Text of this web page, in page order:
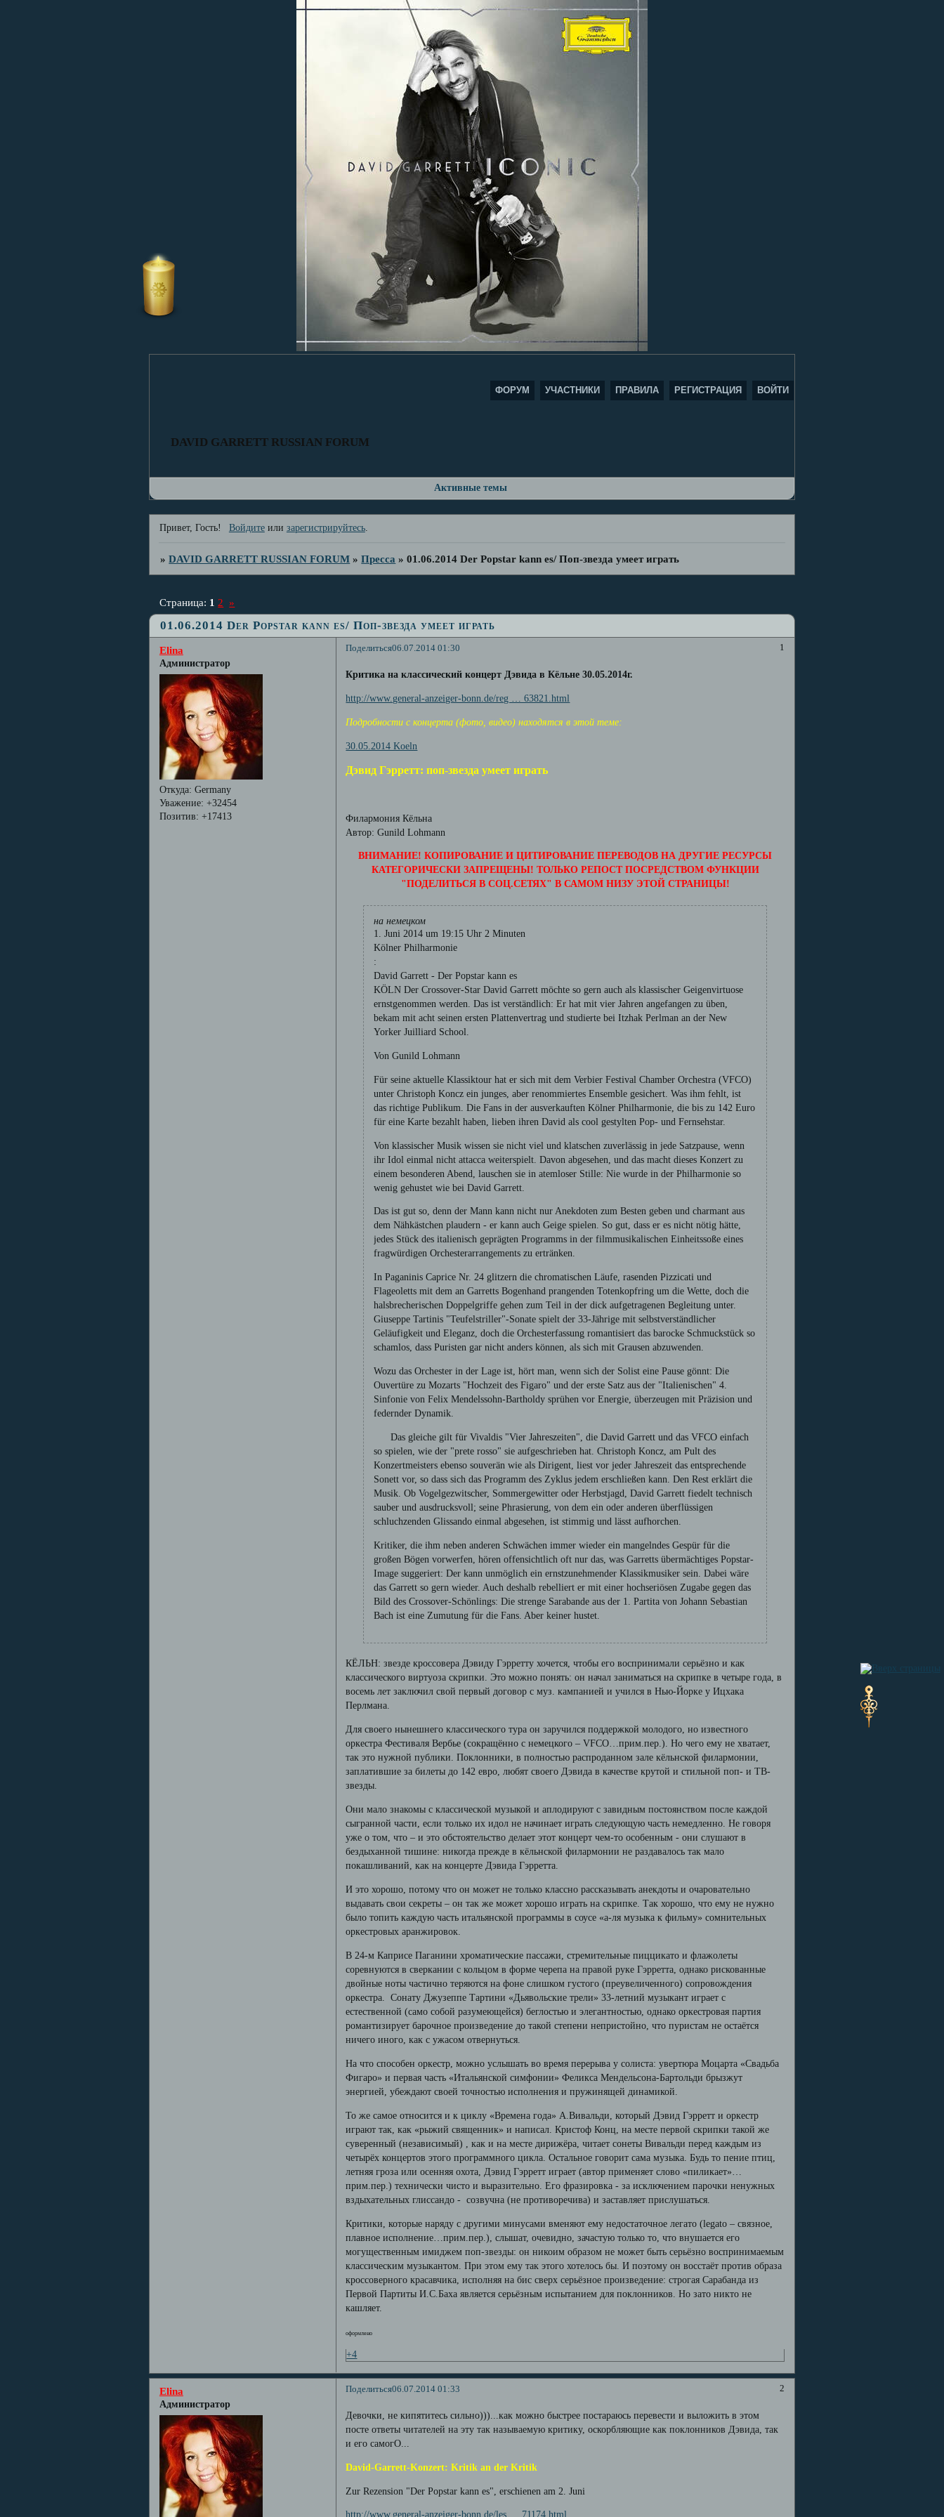
DAVID GARRETT RUSSIAN FORUM
ФОРУМ УЧАСТНИКИ ПРАВИЛА РЕГИСТРАЦИЯ ВОЙТИ
Активные темы
Привет, Гость! Войдитеили зарегистрируйтесь.
»DAVID GARRETT RUSSIAN FORUM »Пресса »01.06.2014 Der Popstar kann es/ Поп-звезда умеет играть
01.06.2014 Der Popstar kann es/ Поп-звезда умеет играть
Страница: 1 2 »
Поделиться 1
06.07.2014 01:30
Elina
Администратор
Откуда: Germany
Уважение: +32454
Позитив: +17413
Критика на классический концерт Дэвида в Кёльне 30.05.2014г.
http://www.general-anzeiger-bonn.de/reg … 63821.html
Подробности с концерта (фото, видео) находятся в этой теме:
30.05.2014 Koeln
Дэвид Гэрретт: поп-звезда умеет играть
Филармония Кёльна
Автор: Gunild Lohmann
ВНИМАНИЕ! КОПИРОВАНИЕ И ЦИТИРОВАНИЕ ПЕРЕВОДОВ НА ДРУГИЕ РЕСУРСЫ
КАТЕГОРИЧЕСКИ ЗАПРЕЩЕНЫ! ТОЛЬКО РЕПОСТ ПОСРЕДСТВОМ ФУНКЦИИ
"ПОДЕЛИТЬСЯ В СОЦ.СЕТЯХ" В САМОМ НИЗУ ЭТОЙ СТРАНИЦЫ!
на немецком
1. Juni 2014 um 19:15 Uhr 2 Minuten
Kölner Philharmonie
:
David Garrett - Der Popstar kann es
KÖLN Der Crossover-Star David Garrett möchte so gern auch als klassischer Geigenvirtuose
ernstgenommen werden. Das ist verständlich: Er hat mit vier Jahren angefangen zu üben,
bekam mit acht seinen ersten Plattenvertrag und studierte bei Itzhak Perlman an der New
Yorker Juilliard School.
Von Gunild Lohmann
Für seine aktuelle Klassiktour hat er sich mit dem Verbier Festival Chamber Orchestra (VFCO)
unter Christoph Koncz ein junges, aber renommiertes Ensemble gesichert. Was ihm fehlt, ist
das richtige Publikum. Die Fans in der ausverkauften Kölner Philharmonie, die bis zu 142 Euro
für eine Karte bezahlt haben, lieben ihren David als cool gestylten Pop- und Fernsehstar.
Von klassischer Musik wissen sie nicht viel und klatschen zuverlässig in jede Satzpause, wenn
ihr Idol einmal nicht attacca weiterspielt. Davon abgesehen, und das macht dieses Konzert zu
einem besonderen Abend, lauschen sie in atemloser Stille: Nie wurde in der Philharmonie so
wenig gehustet wie bei David Garrett.
Das ist gut so, denn der Mann kann nicht nur Anekdoten zum Besten geben und charmant aus
dem Nähkästchen plaudern - er kann auch Geige spielen. So gut, dass er es nicht nötig hätte,
jedes Stück des italienisch geprägten Programms in der filmmusikalischen Einheitssoße eines
fragwürdigen Orchesterarrangements zu ertränken.
In Paganinis Caprice Nr. 24 glitzern die chromatischen Läufe, rasenden Pizzicati und
Flageoletts mit dem an Garretts Bogenhand prangenden Totenkopfring um die Wette, doch die
halsbrecherischen Doppelgriffe gehen zum Teil in der dick aufgetragenen Begleitung unter.
Giuseppe Tartinis "Teufelstriller"-Sonate spielt der 33-Jährige mit selbstverständlicher
Geläufigkeit und Eleganz, doch die Orchesterfassung romantisiert das barocke Schmuckstück so
schamlos, dass Puristen gar nicht anders können, als sich mit Grausen abzuwenden.
Wozu das Orchester in der Lage ist, hört man, wenn sich der Solist eine Pause gönnt: Die
Ouvertüre zu Mozarts "Hochzeit des Figaro" und der erste Satz aus der "Italienischen" 4.
Sinfonie von Felix Mendelssohn-Bartholdy sprühen vor Energie, überzeugen mit Präzision und
federnder Dynamik.
Das gleiche gilt für Vivaldis "Vier Jahreszeiten", die David Garrett und das VFCO einfach
so spielen, wie der "prete rosso" sie aufgeschrieben hat. Christoph Koncz, am Pult des
Konzertmeisters ebenso souverän wie als Dirigent, liest vor jeder Jahreszeit das entsprechende
Sonett vor, so dass sich das Programm des Zyklus jedem erschließen kann. Den Rest erklärt die
Musik. Ob Vogelgezwitscher, Sommergewitter oder Herbstjagd, David Garrett fiedelt technisch
sauber und ausdrucksvoll; seine Phrasierung, von dem ein oder anderen überflüssigen
schluchzenden Glissando einmal abgesehen, ist stimmig und lässt aufhorchen.
Kritiker, die ihm neben anderen Schwächen immer wieder ein mangelndes Gespür für die
großen Bögen vorwerfen, hören offensichtlich oft nur das, was Garretts übermächtiges Popstar-
Image suggeriert: Der kann unmöglich ein ernstzunehmender Klassikmusiker sein. Dabei wäre
das Garrett so gern wieder. Auch deshalb rebelliert er mit einer hochseriösen Zugabe gegen das
Bild des Crossover-Schönlings: Die strenge Sarabande aus der 1. Partita von Johann Sebastian
Bach ist eine Zumutung für die Fans. Aber keiner hustet.
КЁЛЬН: звезде кроссовера Дэвиду Гэрретту хочется, чтобы его воспринимали серьёзно и как
классического виртуоза скрипки. Это можно понять: он начал заниматься на скрипке в четыре года, в
восемь лет заключил свой первый договор с муз. кампанией и учился в Нью-Йорке у Ицхака
Перлмана.
Для своего нынешнего классического тура он заручился поддержкой молодого, но известного
оркестра Фестиваля Вербье (сокращённо с немецкого – VFCO…прим.пер.). Но чего ему не хватает,
так это нужной публики. Поклонники, в полностью распроданном зале кёльнской филармонии,
заплатившие за билеты до 142 евро, любят своего Дэвида в качестве крутой и стильной поп- и ТВ-
звезды.
Они мало знакомы с классической музыкой и аплодируют с завидным постоянством после каждой
сыгранной части, если только их идол не начинает играть следующую часть немедленно. Не говоря
уже о том, что – и это обстоятельство делает этот концерт чем-то особенным - они слушают в
бездыханной тишине: никогда прежде в кёльнской филармонии не раздавалось так мало
покашливаний, как на концерте Дэвида Гэрретта.
И это хорошо, потому что он может не только классно рассказывать анекдоты и очаровательно
выдавать свои секреты – он так же может хорошо играть на скрипке. Так хорошо, что ему не нужно
было топить каждую часть итальянской программы в соусе «а-ля музыка к фильму» сомнительных
оркестровых аранжировок.
В 24-м Каприсе Паганини хроматические пассажи, стремительные пиццикато и флажолеты
соревнуются в сверкании с кольцом в форме черепа на правой руке Гэрретта, однако рискованные
двойные ноты частично теряются на фоне слишком густого (преувеличенного) сопровождения
оркестра. Сонату Джузеппе Тартини «Дьявольские трели» 33-летний музыкант играет с
естественной (само собой разумеющейся) беглостью и элегантностью, однако оркестровая партия
романтизирует барочное произведение до такой степени непристойно, что пуристам не остаётся
ничего иного, как с ужасом отвернуться.
На что способен оркестр, можно услышать во время перерыва у солиста: увертюра Моцарта «Свадьба
Фигаро» и первая часть «Итальянской симфонии» Феликса Мендельсона-Бартольди брызжут
энергией, убеждают своей точностью исполнения и пружинящей динамикой.
То же самое относится и к циклу «Времена года» А.Вивальди, который Дэвид Гэрретт и оркестр
играют так, как «рыжий священник» и написал. Кристоф Конц, на месте первой скрипки такой же
суверенный (независимый) , как и на месте дирижёра, читает сонеты Вивальди перед каждым из
четырёх концертов этого программного цикла. Остальное говорит сама музыка. Будь то пение птиц,
летняя гроза или осенняя охота, Дэвид Гэрретт играет (автор применяет слово «пиликает»…
прим.пер.) технически чисто и выразительно. Его фразировка - за исключением парочки ненужных
вздыхательных глиссандо - созвучна (не противоречива) и заставляет прислушаться.
Критики, которые наряду с другими минусами вменяют ему недостаточное легато (legato – связное,
плавное исполнение…прим.пер.), слышат, очевидно, зачастую только то, что внушается его
могущественным имиджем поп-звезды: он никоим образом не может быть серьёзно воспринимаемым
классическим музыкантом. При этом ему так этого хотелось бы. И поэтому он восстаёт против образа
кроссоверного красавчика, исполняя на бис сверх серьёзное произведение: строгая Сарабанда из
Первой Партиты И.С.Баха является серьёзным испытанием для поклонников. Но зато никто не
кашляет.
оформлено
+4
Поделиться 2
06.07.2014 01:33
Elina
Администратор
Девочки, не кипятитесь сильно)))...как можно быстрее постараюсь перевести и выложить в этом
посте ответы читателей на эту так называемую критику, оскорбляющие как поклонников Дэвида, так
и его самогО...
David-Garrett-Konzert: Kritik an der Kritik
Zur Rezension "Der Popstar kann es", erschienen am 2. Juni
http://www.general-anzeiger-bonn.de/les … 71174.html